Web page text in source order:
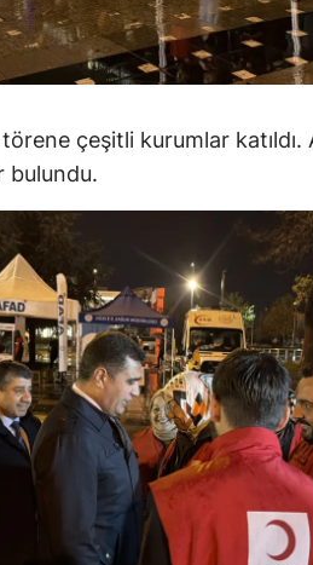
Nevşehir
Niğde
Ordu
Rize
Sakarya
Samsun
Siirt
Sinop
Sivas
Tekirdağ
Tokat
çeşitli kurumlar katıldı.
bulundu.